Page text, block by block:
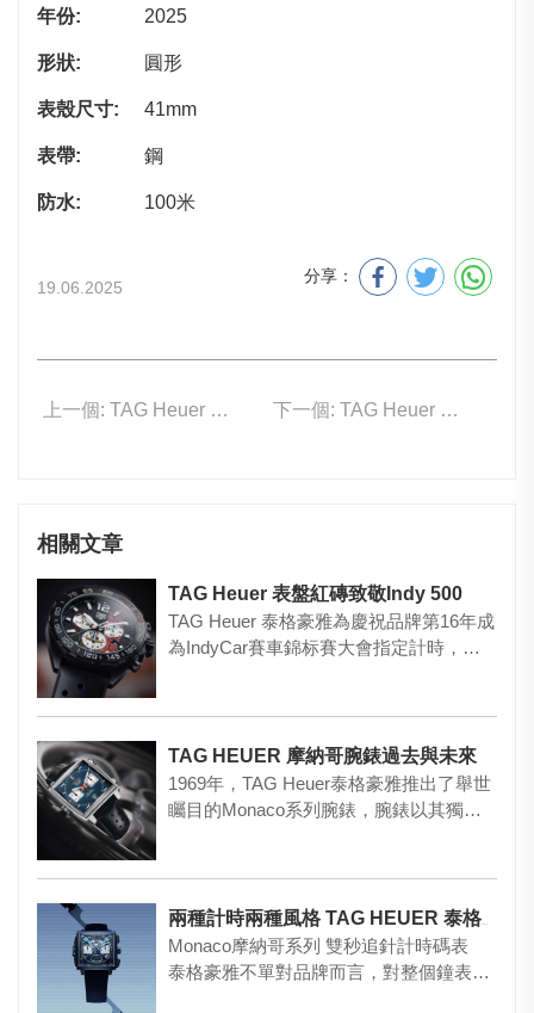
年份: 2025
形狀: 圓形
表殼尺寸: 41mm
表帶: 鋼
防水: 100米
19.06.2025
分享：
上一個: TAG Heuer WDA2114.BA0043 下一個: TAG Heuer WDA2112.BA0043
相關文章
TAG Heuer 表盤紅磚致敬Indy 500
TAG Heuer 泰格豪雅為慶祝品牌第16年成
為IndyCar賽車錦标賽大會指定計時，并
TAG HEUER 摩納哥腕錶過去與未來
1969年，TAG Heuer泰格豪雅推出了舉世
矚目的Monaco系列腕錶，腕錶以其獨特
兩種計時兩種風格 TAG HEUER 泰格豪雅
Monaco摩納哥系列 雙秒追針計時碼表
泰格豪雅不單對品牌而言，對整個鐘表界